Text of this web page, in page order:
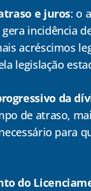
e juros: o
incidência
acréscimos
legislação
da
de atraso,
para
do